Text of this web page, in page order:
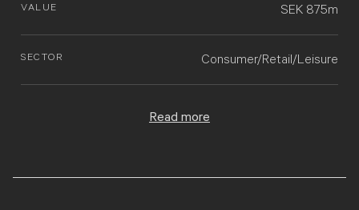
VALUE SEK 875m
SECTOR Consumer/Retail/Leisure
Read more